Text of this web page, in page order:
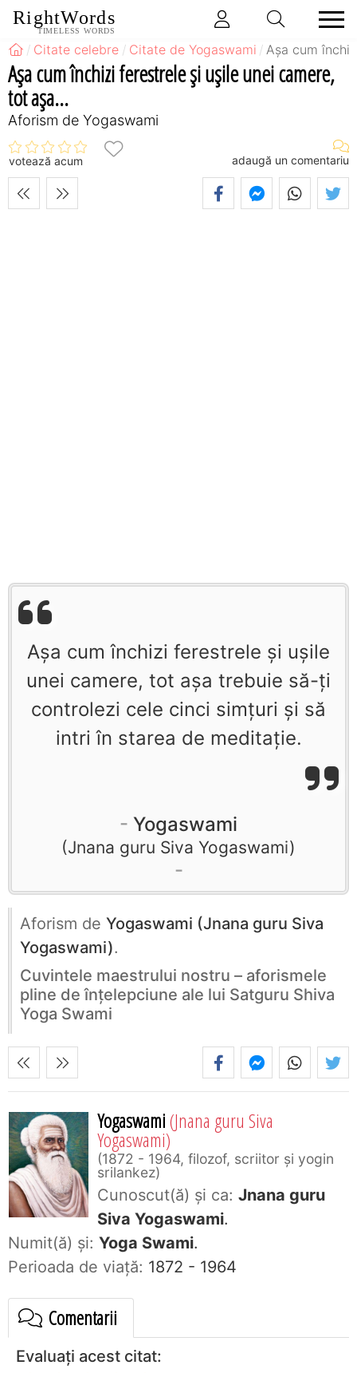
RightWords
TIMELESS WORDS
Citate celebre Citate de Yogaswami Aşa cum
Aşa cum închizi ferestrele şi uşile unei camere,
tot aşa...
Aforism de Yogaswami
votează acum adaugă un comentariu
Aşa cum închizi ferestrele şi uşile
unei camere, tot aşa trebuie să-ţi
controlezi cele cinci simţuri şi să
intri în starea de meditaţie.
Yogaswami
Jnana guru Siva Yogaswami
Aforism de Yogaswami (Jnana guru Siva
Yogaswami).
Cuvintele maestrului nostru – aforismele
pline de înţelepciune ale lui Satguru Shiva
Yoga Swami
Yogaswami(Jnana guru Siva
Yogaswami)
1872 - 1964, filozof, scriitor şi yogin
srilankez
Cunoscut(ă) și ca: Jnana guru
Siva Yogaswami.
Numit(ă) și: Yoga Swami.
Perioada de viaţă: 1872 - 1964
Comentarii
Evaluați acest citat: